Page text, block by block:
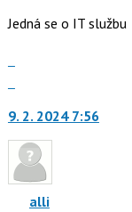
použít
následující
a
P
pro
předchozí
Jedná se o IT službu
další
nový
názor.
K
navigaci
9. 2. 2024 7:56
alli